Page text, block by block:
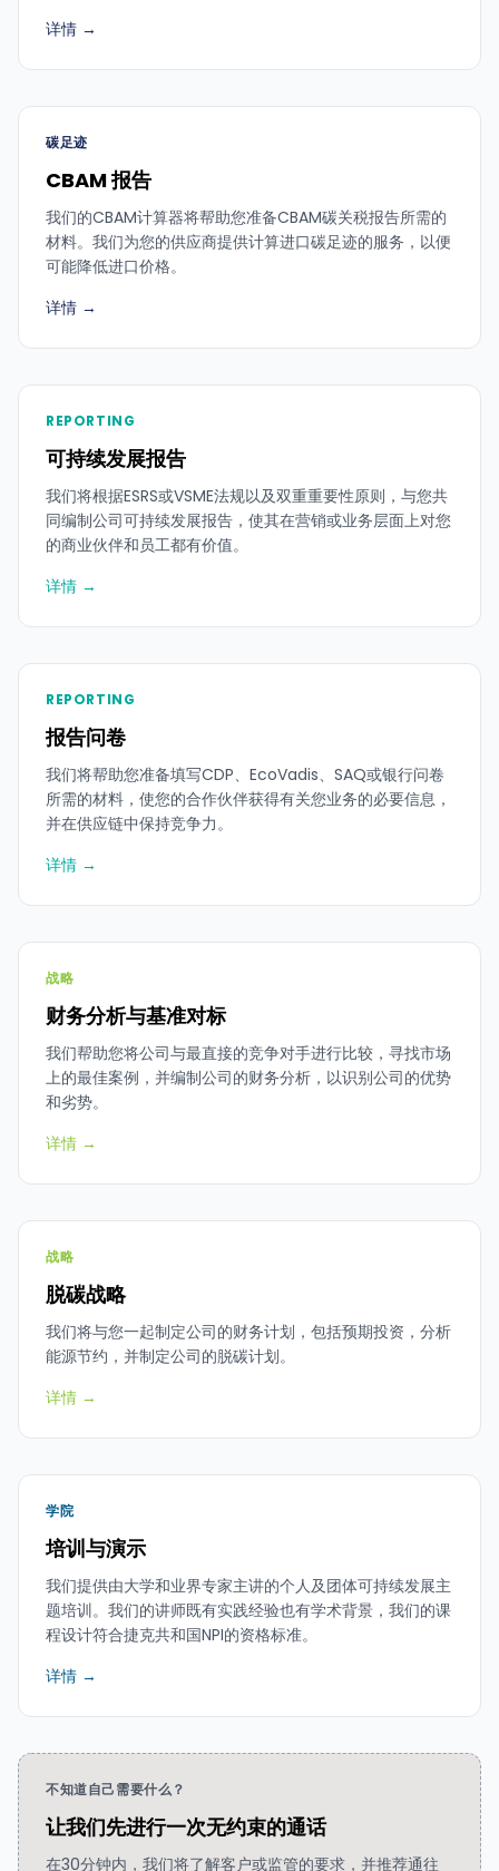
详情 →
碳足迹
CBAM 报告
我们的CBAM计算器将帮助您准备CBAM碳关税报告所需的
材料。我们为您的供应商提供计算进口碳足迹的服务，以便
可能降低进口价格。
详情 →
REPORTING
可持续发展报告
我们将根据ESRS或VSME法规以及双重重要性原则，与您共
同编制公司可持续发展报告，使其在营销或业务层面上对您
的商业伙伴和员工都有价值。
详情 →
REPORTING
报告问卷
我们将帮助您准备填写CDP、EcoVadis、SAQ或银行问卷
所需的材料，使您的合作伙伴获得有关您业务的必要信息，
并在供应链中保持竞争力。
详情 →
战略
财务分析与基准对标
我们帮助您将公司与最直接的竞争对手进行比较，寻找市场
上的最佳案例，并编制公司的财务分析，以识别公司的优势
和劣势。
详情 →
战略
脱碳战略
我们将与您一起制定公司的财务计划，包括预期投资，分析
能源节约，并制定公司的脱碳计划。
详情 →
学院
培训与演示
我们提供由大学和业界专家主讲的个人及团体可持续发展主
题培训。我们的讲师既有实践经验也有学术背景，我们的课
程设计符合捷克共和国NPI的资格标准。
详情 →
不知道自己需要什么？
让我们先进行一次无约束的通话
在30分钟内，我们将了解客户或监管的要求，并推荐通往